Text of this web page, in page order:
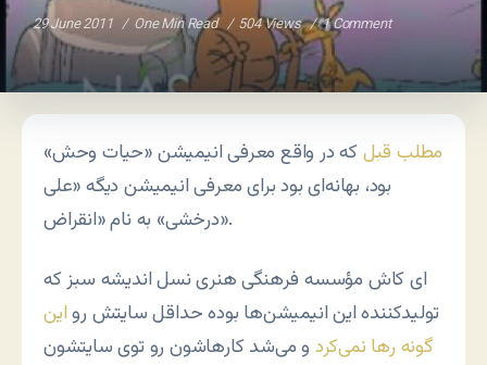
29 June 2011 One Min Read 504 Views 1 Comment
مطلب قبلکه در واقع معرفی انیمیشن «حیات وحش»
بود، بهانه‌ای بود برای معرفی انیمیشن دیگه «علی
درخشی» به نام «انقراض».
ای کاش مؤسسه فرهنگی هنری نسل اندیشه سبز که
تولیدکننده این انیمیشن‌ها بوده حداقل سایتش رواین
گونه رها نمی‌کرد و می‌شد کارهاشون رو توی سایتشون